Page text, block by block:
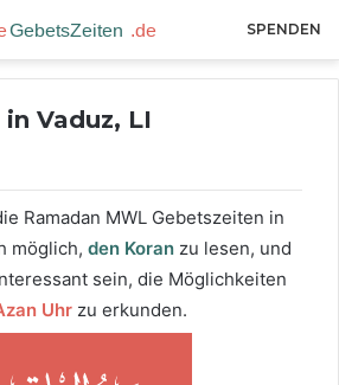
SPENDEN
Vaduz, LI
Ramadan MWL Gebetszeiten in
möglich, den Koranzu lesen, und
sein, die Möglichkeiten
Uhr zu erkunden.